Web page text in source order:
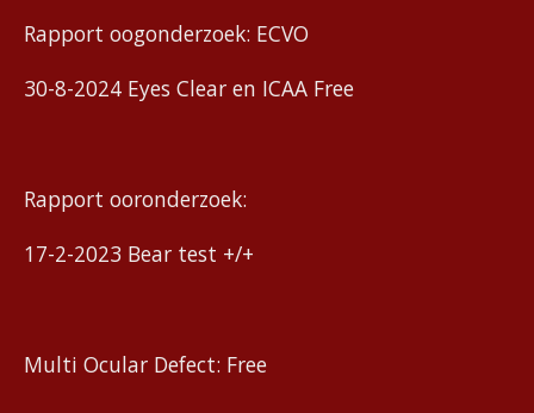
Rapport oogonderzoek: ECVO
30-8-2024 Eyes Clear en ICAA Free
Rapport ooronderzoek:
17-2-2023 Bear test +/+
Multi Ocular Defect: Free